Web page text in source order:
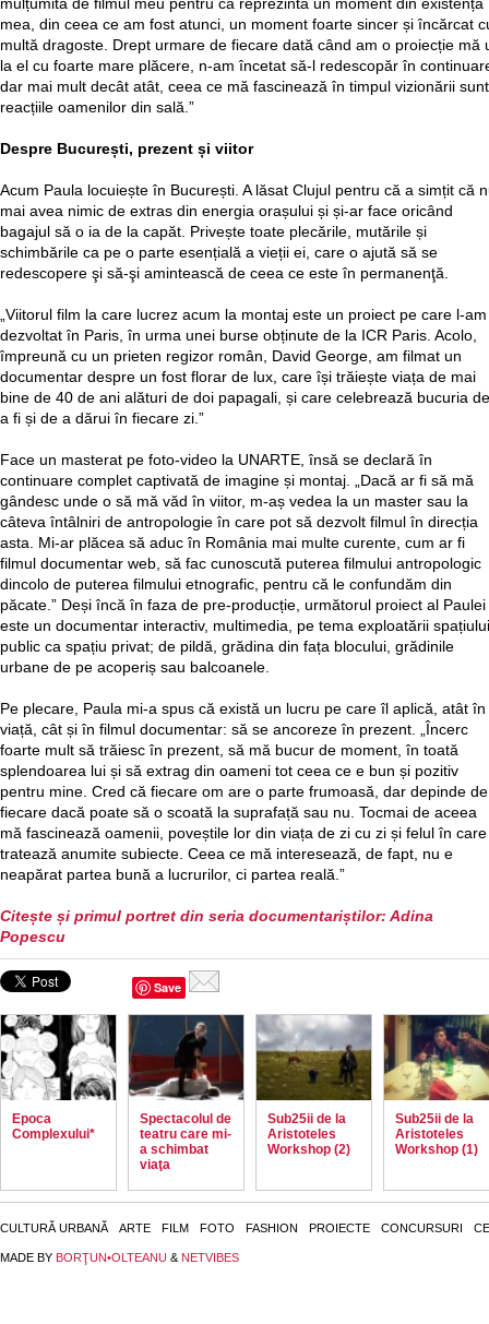
mulțumită de filmul meu pentru că reprezintă un moment din existența
mea, din ceea ce am fost atunci, un moment foarte sincer și încărcat
multă dragoste. Drept urmare de fiecare dată când am o proiecție mă
la el cu foarte mare plăcere, n-am încetat să-l redescopăr în
dar mai mult decât atât, ceea ce mă fascinează în timpul vizionării sunt
reacțiile oamenilor din sală.”
Despre București, prezent și viitor
Acum Paula locuiește în București. A lăsat Clujul pentru că a simțit că
mai avea nimic de extras din energia orașului și și-ar face oricând
bagajul să o ia de la capăt. Privește toate plecările, mutările și
schimbările ca pe o parte esențială a vieții ei, care o ajută să se
redescopere şi să-şi amintească de ceea ce este în permanenţă.
„Viitorul film la care lucrez acum la montaj este un proiect pe care l-am
dezvoltat în Paris, în urma unei burse obținute de la ICR Paris. Acolo,
împreună cu un prieten regizor român, David George, am filmat un
documentar despre un fost florar de lux, care își trăiește viața de mai
bine de 40 de ani alături de doi papagali, și care celebrează bucuria de
a fi și de a dărui în fiecare zi.”
Face un masterat pe foto-video la UNARTE, însă se declară în
continuare complet captivată de imagine și montaj. „Dacă ar fi să mă
gândesc unde o să mă văd în viitor, m-aș vedea la un master sau la
câteva întâlniri de antropologie în care pot să dezvolt filmul în direcția
asta. Mi-ar plăcea să aduc în România mai multe curente, cum ar fi
filmul documentar web, să fac cunoscută puterea filmului antropologic
dincolo de puterea filmului etnografic, pentru că le confundăm din
păcate.” Deși încă în faza de pre-producție, următorul proiect al Paulei
este un documentar interactiv, multimedia, pe tema exploatării spațiului
public ca spațiu privat; de pildă, grădina din fața blocului, grădinile
urbane de pe acoperiș sau balcoanele.
Pe plecare, Paula mi-a spus că există un lucru pe care îl aplică, atât în
viață, cât și în filmul documentar: să se ancoreze în prezent. „Încerc
foarte mult să trăiesc în prezent, să mă bucur de moment, în toată
splendoarea lui și să extrag din oameni tot ceea ce e bun și pozitiv
pentru mine. Cred că fiecare om are o parte frumoasă, dar depinde de
fiecare dacă poate să o scoată la suprafață sau nu. Tocmai de aceea
mă fascinează oamenii, poveștile lor din viața de zi cu zi și felul în care
tratează anumite subiecte. Ceea ce mă interesează, de fapt, nu e
neapărat partea bună a lucrurilor, ci partea reală.”
Citește și primul portret din seria documentariștilor: Adina
Popescu
Save
Epoca
Complexului*
Spectacolul de
teatru care mi-
a schimbat
viaţa
Sub25ii de la
Aristoteles
Workshop (2)
Sub25ii de la
Aristoteles
Workshop (1)
CULTURĂ URBANĂ ARTE FILM FOTO FASHION PROIECTE CONCURSURI
MADE BY BORŢUN•OLTEANU & NETVIBES